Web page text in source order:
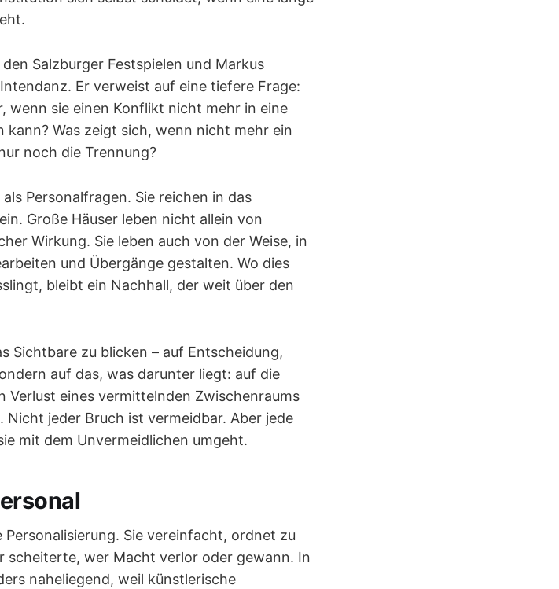
Salzburger Festspielen und Markus
Er verweist auf eine tiefere Frage:
wenn sie einen Konflikt nicht mehr in eine
Was zeigt sich, wenn nicht mehr ein
noch die Trennung?
Personalfragen. Sie reichen in das
Große Häuser leben nicht allein von
Wirkung. Sie leben auch von der Weise, in
und Übergänge gestalten. Wo dies
bleibt ein Nachhall, der weit über den
Sichtbare zu blicken – auf Entscheidung,
auf das, was darunter liegt: auf die
Verlust eines vermittelnden Zwischenraums
jeder Bruch ist vermeidbar. Aber jede
mit dem Unvermeidlichen umgeht.
Sie vereinfacht, ordnet zu
wer Macht verlor oder gewann. In
naheliegend, weil künstlerische